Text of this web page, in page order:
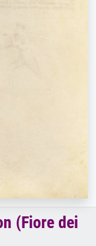
(Fiore dei